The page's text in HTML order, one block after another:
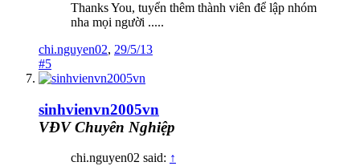
Thanks You, tuyển thêm thành viên để lập nhóm
nha mọi người .....
chi.nguyen02, 29/5/13
#5
sinhvienvn2005vn
VĐV Chuyên Nghiệp
chi.nguyen02 said: ↑